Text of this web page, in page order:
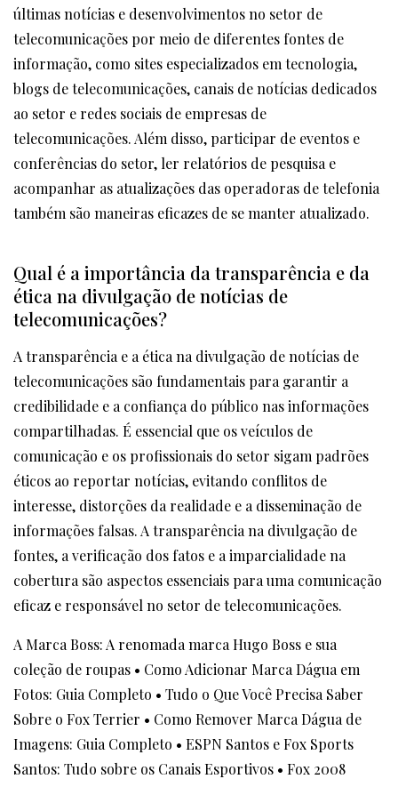
últimas notícias e desenvolvimentos no setor de
telecomunicações por meio de diferentes fontes de
informação, como sites especializados em tecnologia,
blogs de telecomunicações, canais de notícias dedicados
ao setor e redes sociais de empresas de
telecomunicações. Além disso, participar de eventos e
conferências do setor, ler relatórios de pesquisa e
acompanhar as atualizações das operadoras de telefonia
também são maneiras eficazes de se manter atualizado.
Qual é a importância da transparência e da
ética na divulgação de notícias de
telecomunicações?
A transparência e a ética na divulgação de notícias de
telecomunicações são fundamentais para garantir a
credibilidade e a confiança do público nas informações
compartilhadas. É essencial que os veículos de
comunicação e os profissionais do setor sigam padrões
éticos ao reportar notícias, evitando conflitos de
interesse, distorções da realidade e a disseminação de
informações falsas. A transparência na divulgação de
fontes, a verificação dos fatos e a imparcialidade na
cobertura são aspectos essenciais para uma comunicação
eficaz e responsável no setor de telecomunicações.
A Marca Boss: A renomada marca Hugo Boss e sua
coleção de roupas • Como Adicionar Marca Dágua em
Fotos: Guia Completo • Tudo o Que Você Precisa Saber
Sobre o Fox Terrier • Como Remover Marca Dágua de
Imagens: Guia Completo • ESPN Santos e Fox Sports
Santos: Tudo sobre os Canais Esportivos • Fox 2008